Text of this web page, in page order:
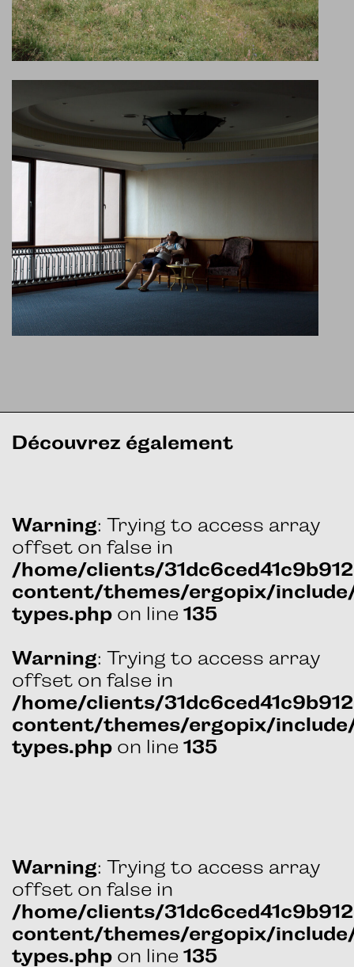
Découvrez également
Warning: Trying to access array
offset on false in
/home/clients/
content/themes/ergopix/
types.php on line 135
Warning: Trying to access array
offset on false in
/home/clients/
content/themes/ergopix/
types.php on line 135
Warning: Trying to access array
offset on false in
/home/clients/
content/themes/ergopix/
types.php on line 135